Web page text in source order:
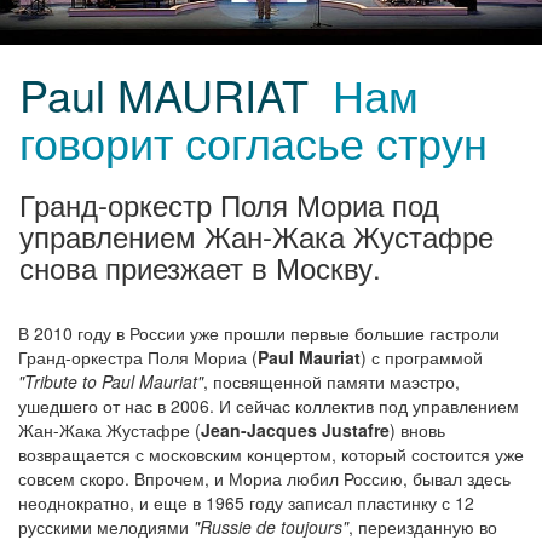
Paul MAURIAT Нам
говорит согласье струн
Гранд-оркестр Поля Мориа под
управлением Жан-Жака Жустафре
снова приезжает в Москву.
В 2010 году в России уже прошли первые большие гастроли
Гранд-оркестра Поля Мориа (Paul Mauriat) с программой
"Tribute to Paul Mauriat", посвященной памяти маэстро,
ушедшего от нас в 2006. И сейчас коллектив под управлением
Жан-Жака Жустафре (Jean-Jacques Justafre) вновь
возвращается с московским концертом, который состоится уже
совсем скоро. Впрочем, и Мориа любил Россию, бывал здесь
неоднократно, и еще в 1965 году записал пластинку с 12
русскими мелодиями "Russie de toujours", переизданную во